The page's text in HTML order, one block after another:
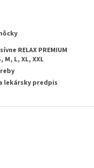
RELAX PREMIUM
L, XL, XXL
lekársky predpis